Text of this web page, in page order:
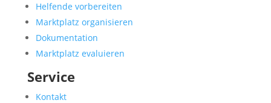
Helfende vorbereiten
Marktplatz organisieren
Dokumentation
Marktplatz evaluieren
Service
Kontakt